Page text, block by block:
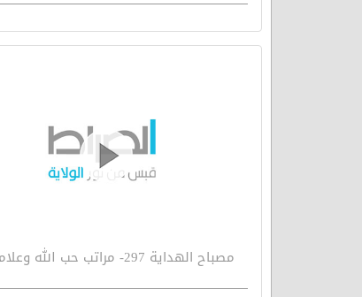
مصباح الهداية 297- مراتب حب الله وعلاماته